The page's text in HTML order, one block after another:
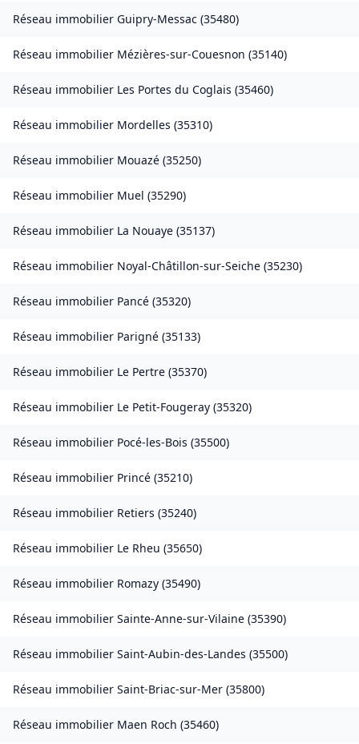
Réseau immobilier Guipry-Messac (35480)
Réseau immobilier Mézières-sur-Couesnon (35140)
Réseau immobilier Les Portes du Coglais (35460)
Réseau immobilier Mordelles (35310)
Réseau immobilier Mouazé (35250)
Réseau immobilier Muel (35290)
Réseau immobilier La Nouaye (35137)
Réseau immobilier Noyal-Châtillon-sur-Seiche (35230)
Réseau immobilier Pancé (35320)
Réseau immobilier Parigné (35133)
Réseau immobilier Le Pertre (35370)
Réseau immobilier Le Petit-Fougeray (35320)
Réseau immobilier Pocé-les-Bois (35500)
Réseau immobilier Princé (35210)
Réseau immobilier Retiers (35240)
Réseau immobilier Le Rheu (35650)
Réseau immobilier Romazy (35490)
Réseau immobilier Sainte-Anne-sur-Vilaine (35390)
Réseau immobilier Saint-Aubin-des-Landes (35500)
Réseau immobilier Saint-Briac-sur-Mer (35800)
Réseau immobilier Maen Roch (35460)